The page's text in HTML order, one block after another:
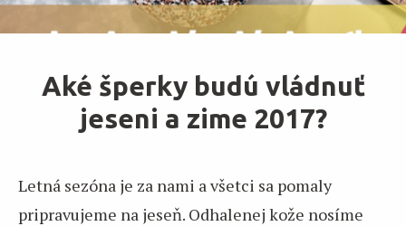
Aké šperky budú vládnuť
jeseni a zime 2017?
Letná sezóna je za nami a všetci sa pomaly
pripravujeme na jeseň. Odhalenej kože nosíme